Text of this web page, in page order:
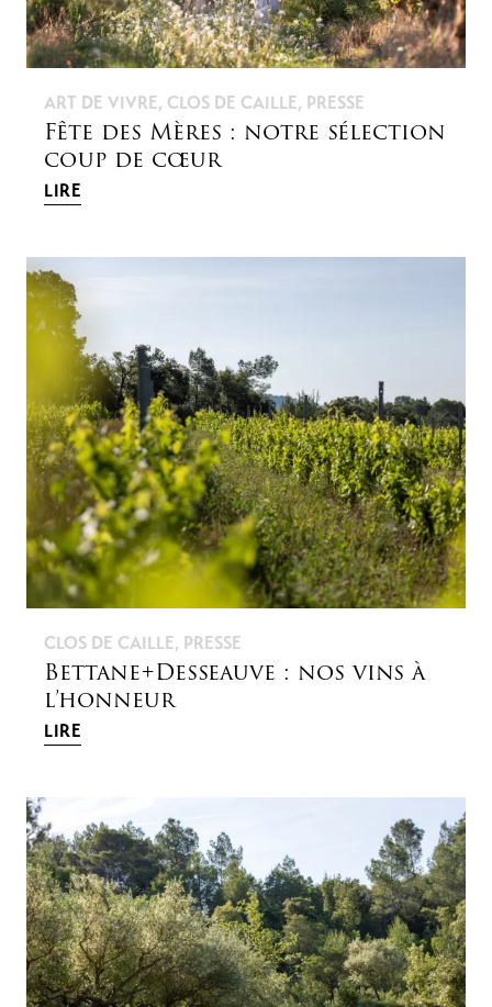
ART DE VIVRE, CLOS DE CAILLE, PRESSE
Fête des Mères : notre sélection
coup de cœur
LIRE
CLOS DE CAILLE, PRESSE
Bettane+Desseauve : nos vins à
l’honneur
LIRE